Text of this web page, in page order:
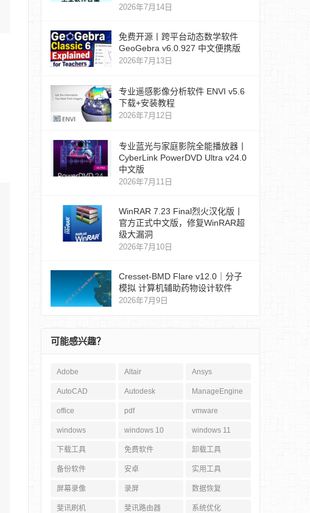
2026年7月14日
免费开源丨跨平台动态数学软件
GeoGebra v6.0.927 中文便携版
2026年7月13日
专业遥感影像分析软件 ENVI v5.6
下载+安装教程
2026年7月12日
专业蓝光与家庭影院全能播放器丨
CyberLink PowerDVD Ultra v24.0
中文版
2026年7月11日
WinRAR 7.23 Final烈火汉化版丨
官方正式中文版，修复WinRAR超
级大漏洞
2026年7月10日
Cresset-BMD Flare v12.0｜分子
模拟 计算机辅助药物设计软件
2026年7月9日
可能感兴趣？
Adobe Altair Ansys
AutoCAD Autodesk ManageEngine
office pdf vmware
windows windows 10 windows 11
下载工具 免费软件 卸载工具
备份软件 安卓 实用工具
屏幕录像 录屏 数据恢复
斐讯刷机 斐讯路由器 系统优化